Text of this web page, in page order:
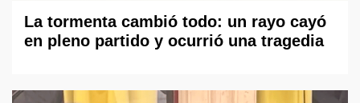
La tormenta cambió todo: un rayo cayó
en pleno partido y ocurrió una tragedia